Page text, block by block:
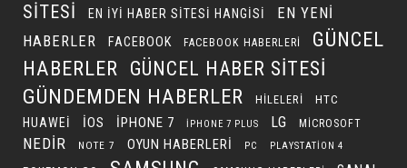
SITESI
EN IYI HABER SITESI HANGISI
EN YENI
HABERLER
FACEBOOK FACEBOOK HABERLERI
GÜNCEL
HABERLER
GÜNCEL HABER SITESI
GÜNDEMDEN HABERLER HILELERI HTC
HUAWEI IOS IPHONE 7 IPHONE 7 PLUS LG MICROSOFT
NEDIR NOTE 7 OYUN HABERLERI PC PLAYSTATION 4